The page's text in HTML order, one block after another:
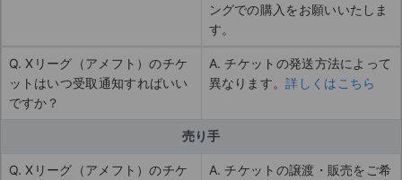
ングでの購入をお願いいたしま
す。
Q. Xリーグ（アメフト）のチケ
ットはいつ受取通知すればいい
ですか？
A. チケットの発送方法によって
異なります。詳しくはこちら
売り手
Q. Xリーグ（アメフト）のチケ
A. チケットの譲渡・販売をご希